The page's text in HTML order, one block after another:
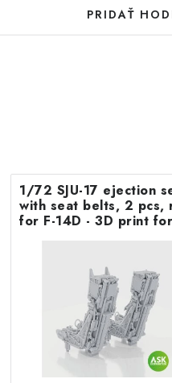
PRIDAŤ
1/72 SJU-17 ejection
with seat belts, 2 pcs,
for F-14D - 3D print for